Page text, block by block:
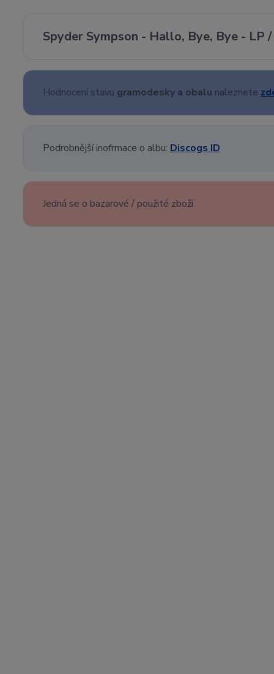
Spyder Sympson - Hallo, Bye, Bye - LP
Hodnocení stavu gramodesky a obalu naleznete
Podrobnější inofrmace o albu: Discogs ID
Jedná se o bazarové / použité zboží